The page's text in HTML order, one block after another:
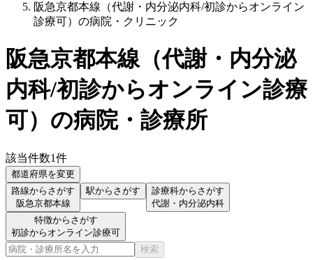
阪急京都本線（代謝・内分泌内科/初診からオンライン
診療可）の病院・クリニック
阪急京都本線（代謝・内分泌
内科/初診からオンライン診療
可） の病院・診療所
該当件数1件
都道府県を変更
路線からさがす
阪急京都本線
駅からさがす
診療科からさがす
代謝・内分泌内科
特徴からさがす
初診からオンライン診療可
検索